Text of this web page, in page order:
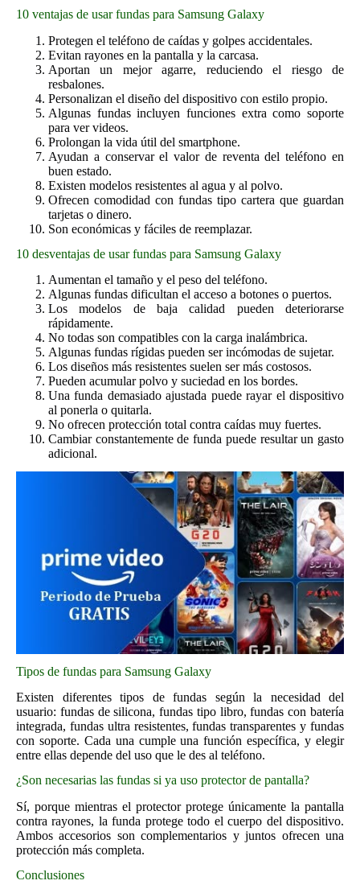
10 ventajas de usar fundas para Samsung Galaxy
Protegen el teléfono de caídas y golpes accidentales.
Evitan rayones en la pantalla y la carcasa.
Aportan un mejor agarre, reduciendo el riesgo de
resbalones.
Personalizan el diseño del dispositivo con estilo propio.
Algunas fundas incluyen funciones extra como soporte
para ver videos.
Prolongan la vida útil del smartphone.
Ayudan a conservar el valor de reventa del teléfono en
buen estado.
Existen modelos resistentes al agua y al polvo.
Ofrecen comodidad con fundas tipo cartera que guardan
tarjetas o dinero.
Son económicas y fáciles de reemplazar.
10 desventajas de usar fundas para Samsung Galaxy
Aumentan el tamaño y el peso del teléfono.
Algunas fundas dificultan el acceso a botones o puertos.
Los modelos de baja calidad pueden deteriorarse
rápidamente.
No todas son compatibles con la carga inalámbrica.
Algunas fundas rígidas pueden ser incómodas de sujetar.
Los diseños más resistentes suelen ser más costosos.
Pueden acumular polvo y suciedad en los bordes.
Una funda demasiado ajustada puede rayar el dispositivo
al ponerla o quitarla.
No ofrecen protección total contra caídas muy fuertes.
Cambiar constantemente de funda puede resultar un gasto
adicional.
Tipos de fundas para Samsung Galaxy
Existen diferentes tipos de fundas según la necesidad del
usuario: fundas de silicona, fundas tipo libro, fundas con batería
integrada, fundas ultra resistentes, fundas transparentes y fundas
con soporte. Cada una cumple una función específica, y elegir
entre ellas depende del uso que le des al teléfono.
¿Son necesarias las fundas si ya uso protector de pantalla?
Sí, porque mientras el protector protege únicamente la pantalla
contra rayones, la funda protege todo el cuerpo del dispositivo.
Ambos accesorios son complementarios y juntos ofrecen una
protección más completa.
Conclusiones